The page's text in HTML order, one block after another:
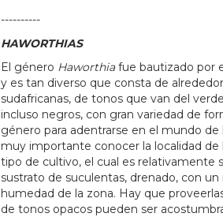
----------
HAWORTHIAS
El género Haworthiafue bautizado por
y es tan diverso que consta de
sudafricanas, de tonos que van del
incluso negros, con gran variedad de
género para adentrarse en el mundo
muy importante conocer la localidad de
tipo de cultivo, el cual es relativamente
sustrato de suculentas, drenado, con
humedad de la zona. Hay que
de tonos opacos pueden ser